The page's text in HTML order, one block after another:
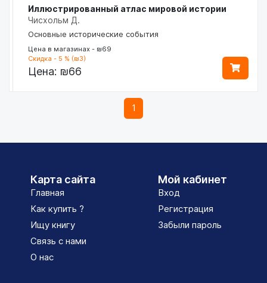
Иллюстрированный атлас мировой истории
Чисхольм Д.
Основные исторические события
Цена в магазинах - ₪69
Скидка - 5 % (₪3)
Цена: ₪66
1
Карта сайта
Главная
Как купить ?
Ищу книгу
Связь с нами
О нас
Мой кабинет
Вход
Регистрация
Забыли пароль